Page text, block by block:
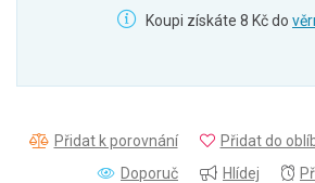
Koupi získáte 8 Kč do
Přidat k porovnání Přidat do
Doporuč
Hlídej